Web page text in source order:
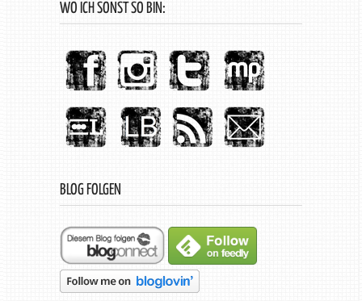
WO ICH SONST SO BIN:
BLOG FOLGEN